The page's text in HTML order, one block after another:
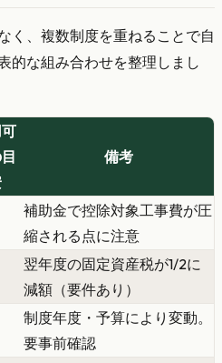
く、複数制度を重ねることで自
的な組み合わせを整理しまし
備考
補助金で控除対象工事費が圧
縮される点に注意
翌年度の固定資産税が1/2に
減額（要件あり）
制度年度・予算により変動。
要事前確認